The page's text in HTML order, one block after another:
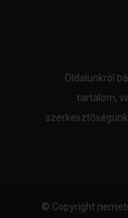
Oldalunkról
tartalom,
© Copyright